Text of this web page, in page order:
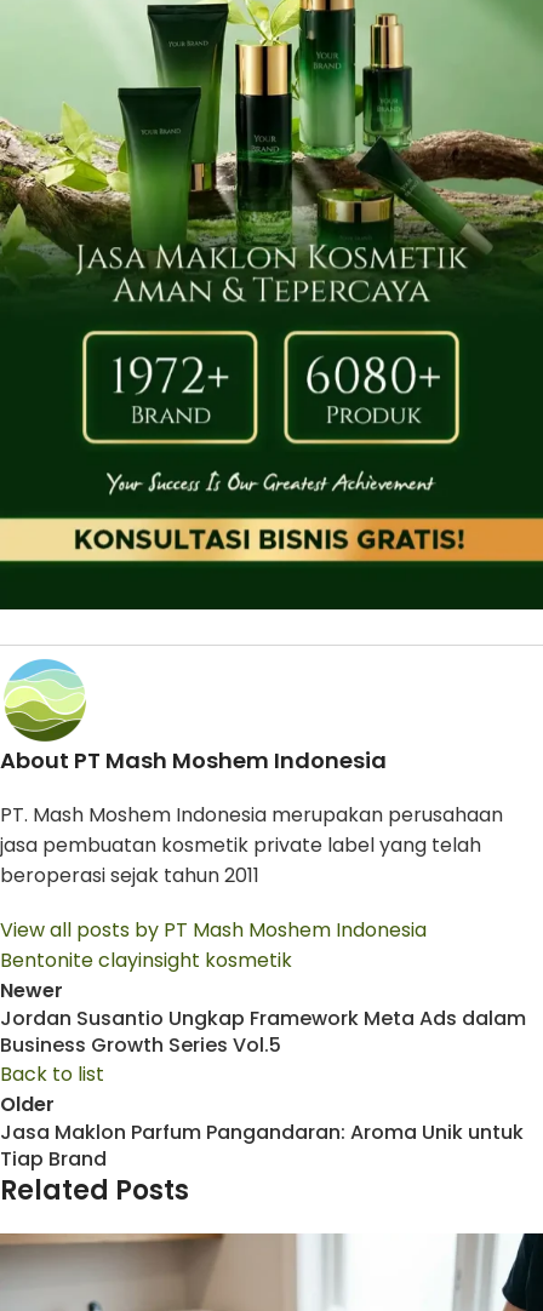
About PT Mash Moshem Indonesia
PT. Mash Moshem Indonesia merupakan perusahaan
jasa pembuatan kosmetik private label yang telah
beroperasi sejak tahun 2011
View all posts by PT Mash Moshem Indonesia
Bentonite clayinsight kosmetik
Newer
Jordan Susantio Ungkap Framework Meta Ads dalam
Business Growth Series Vol.5
Back to list
Older
Jasa Maklon Parfum Pangandaran: Aroma Unik untuk
Tiap Brand
Related Posts